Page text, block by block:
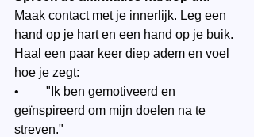
Maak contact met je innerlijk. Leg een
hand op je hart en een hand op je buik.
Haal een paar keer diep adem en voel
hoe je zegt:
•	"Ik ben gemotiveerd en
geïnspireerd om mijn doelen na te
streven."